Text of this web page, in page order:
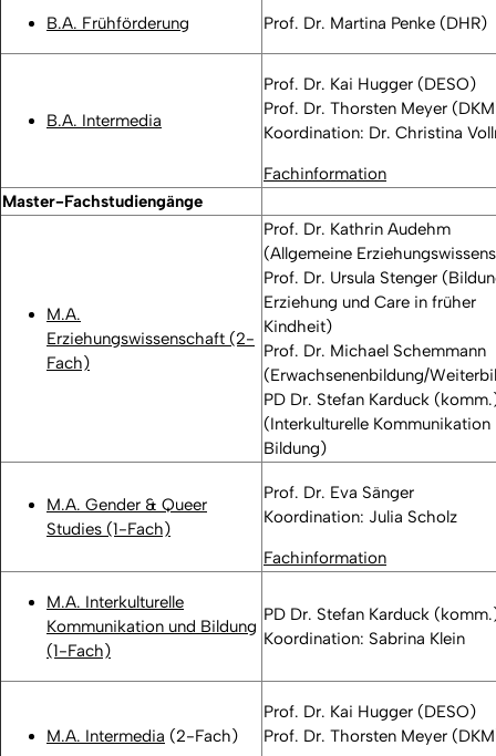
B.A. Frühförderung Prof. Dr. Martina Penke (DHR)
B.A. Intermedia
Prof. Dr. Kai Hugger (DESO)
Prof. Dr. Thorsten Meyer
Koordination: Dr. Christina
Fachinformation
Master-Fachstudiengänge
M.A.
Erziehungswissenschaft (2-
Fach)
Prof. Dr. Kathrin Audehm
(Allgemeine
Prof. Dr. Ursula Stenger
Erziehung und Care in früher
Kindheit)
Prof. Dr. Michael Schemmann
(Erwachsenenbildung/
PD Dr. Stefan Karduck
(Interkulturelle Kommunikation
Bildung)
M.A. Gender & Queer
Studies (1-Fach)
Prof. Dr. Eva Sänger
Koordination: Julia Scholz
Fachinformation
M.A. Interkulturelle
Kommunikation und Bildung
(1-Fach)
PD Dr. Stefan Karduck
Koordination: Sabrina Klein
M.A. Intermedia (2-Fach)
Prof. Dr. Kai Hugger (DESO)
Prof. Dr. Thorsten Meyer